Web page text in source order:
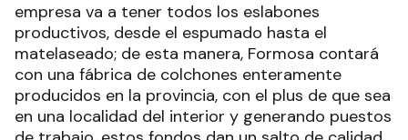
empresa va a tener todos los eslabones
productivos, desde el espumado hasta el
matelaseado; de esta manera, Formosa contará
con una fábrica de colchones enteramente
producidos en la provincia, con el plus de que sea
en una localidad del interior y generando puestos